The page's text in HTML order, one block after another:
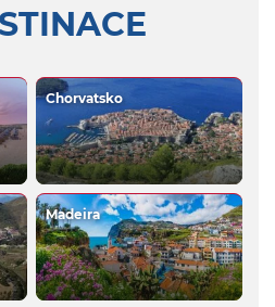
Chorvatsko
Madeira